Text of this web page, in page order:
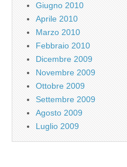
Giugno 2010
Aprile 2010
Marzo 2010
Febbraio 2010
Dicembre 2009
Novembre 2009
Ottobre 2009
Settembre 2009
Agosto 2009
Luglio 2009